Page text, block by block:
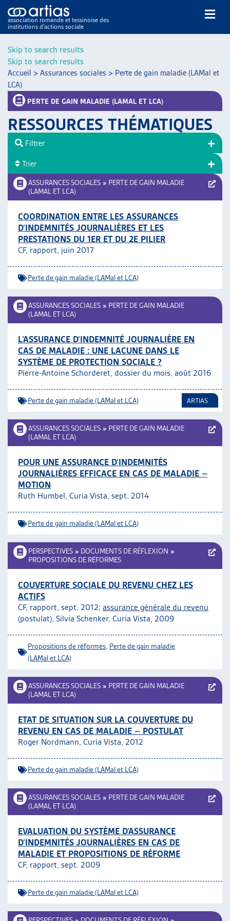
Skip to search results
Skip to search results
association romande et tessinoise des
institutions d’actions sociale
NOS PUBLICATIONS
ARTICLES
VEILLE
RESSOURCES
THÉMATIQUES
AUTRES
ARTIAS
L’ASSOCIATION
PROJETS ET ACTIVITÉS
JOURNÉES D’AUTOMNE
Accueil > Assurances sociales > Perte de gain maladie (LAMal et
LCA)
PERTE DE GAIN MALADIE (LAMAL ET LCA)
RESSOURCES THÉMATIQUES
ASSURANCES SOCIALES » PERTE DE GAIN MALADIE
(LAMAL ET LCA)
COORDINATION ENTRE LES ASSURANCES
D’INDEMNITÉS JOURNALIÈRES ET LES
PRESTATIONS DU 1ER ET DU 2E PILIER
CF, rapport, juin 2017
Perte de gain maladie (LAMal et LCA)
ASSURANCES SOCIALES » PERTE DE GAIN MALADIE
(LAMAL ET LCA)
L’ASSURANCE D’INDEMNITÉ JOURNALIÈRE EN
CAS DE MALADIE : UNE LACUNE DANS LE
SYSTÈME DE PROTECTION SOCIALE ?
Pierre-Antoine Schorderet, dossier du mois, août 2016
Perte de gain maladie (LAMal et LCA) ARTIAS
ASSURANCES SOCIALES » PERTE DE GAIN MALADIE
(LAMAL ET LCA)
POUR UNE ASSURANCE D’INDEMNITÉS
JOURNALIÈRES EFFICACE EN CAS DE MALADIE –
MOTION
Ruth Humbel, Curia Vista, sept. 2014
Perte de gain maladie (LAMal et LCA)
PERSPECTIVES » DOCUMENTS DE RÉFLEXION »
PROPOSITIONS DE RÉFORMES
COUVERTURE SOCIALE DU REVENU CHEZ LES
ACTIFS
CF, rapport, sept. 2012; assurance générale du revenu
(postulat), Silvia Schenker, Curia Vista, 2009
Propositions de réformes Perte de gain maladie
(LAMal et LCA)
ASSURANCES SOCIALES » PERTE DE GAIN MALADIE
(LAMAL ET LCA)
ETAT DE SITUATION SUR LA COUVERTURE DU
REVENU EN CAS DE MALADIE – POSTULAT
Roger Nordmann, Curia Vista, 2012
Perte de gain maladie (LAMal et LCA)
ASSURANCES SOCIALES » PERTE DE GAIN MALADIE
(LAMAL ET LCA)
EVALUATION DU SYSTÈME D’ASSURANCE
D’INDEMNITÉS JOURNALIÈRES EN CAS DE
MALADIE ET PROPOSITIONS DE RÉFORME
CF, rapport, sept. 2009
Perte de gain maladie (LAMal et LCA)
Filtrer
Trier